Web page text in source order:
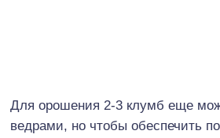
Для орошения 2-3 клумб еще
ведрами, но чтобы обеспечить